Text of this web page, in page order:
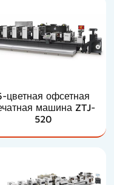
цветная офсетная
машина ZTJ-
520